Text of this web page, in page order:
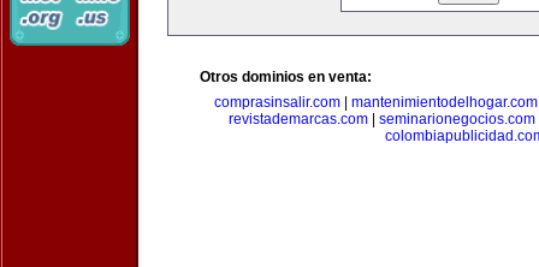
Otros dominios en venta:
comprasinsalir.com
mantenimientodelhogar.com
revistademarcas.com
seminarionegocios.com